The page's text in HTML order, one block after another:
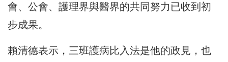
會、公會、護理界與醫界的共同努力已收到初
步成果。
賴清德表示，三班護病比入法是他的政見，也